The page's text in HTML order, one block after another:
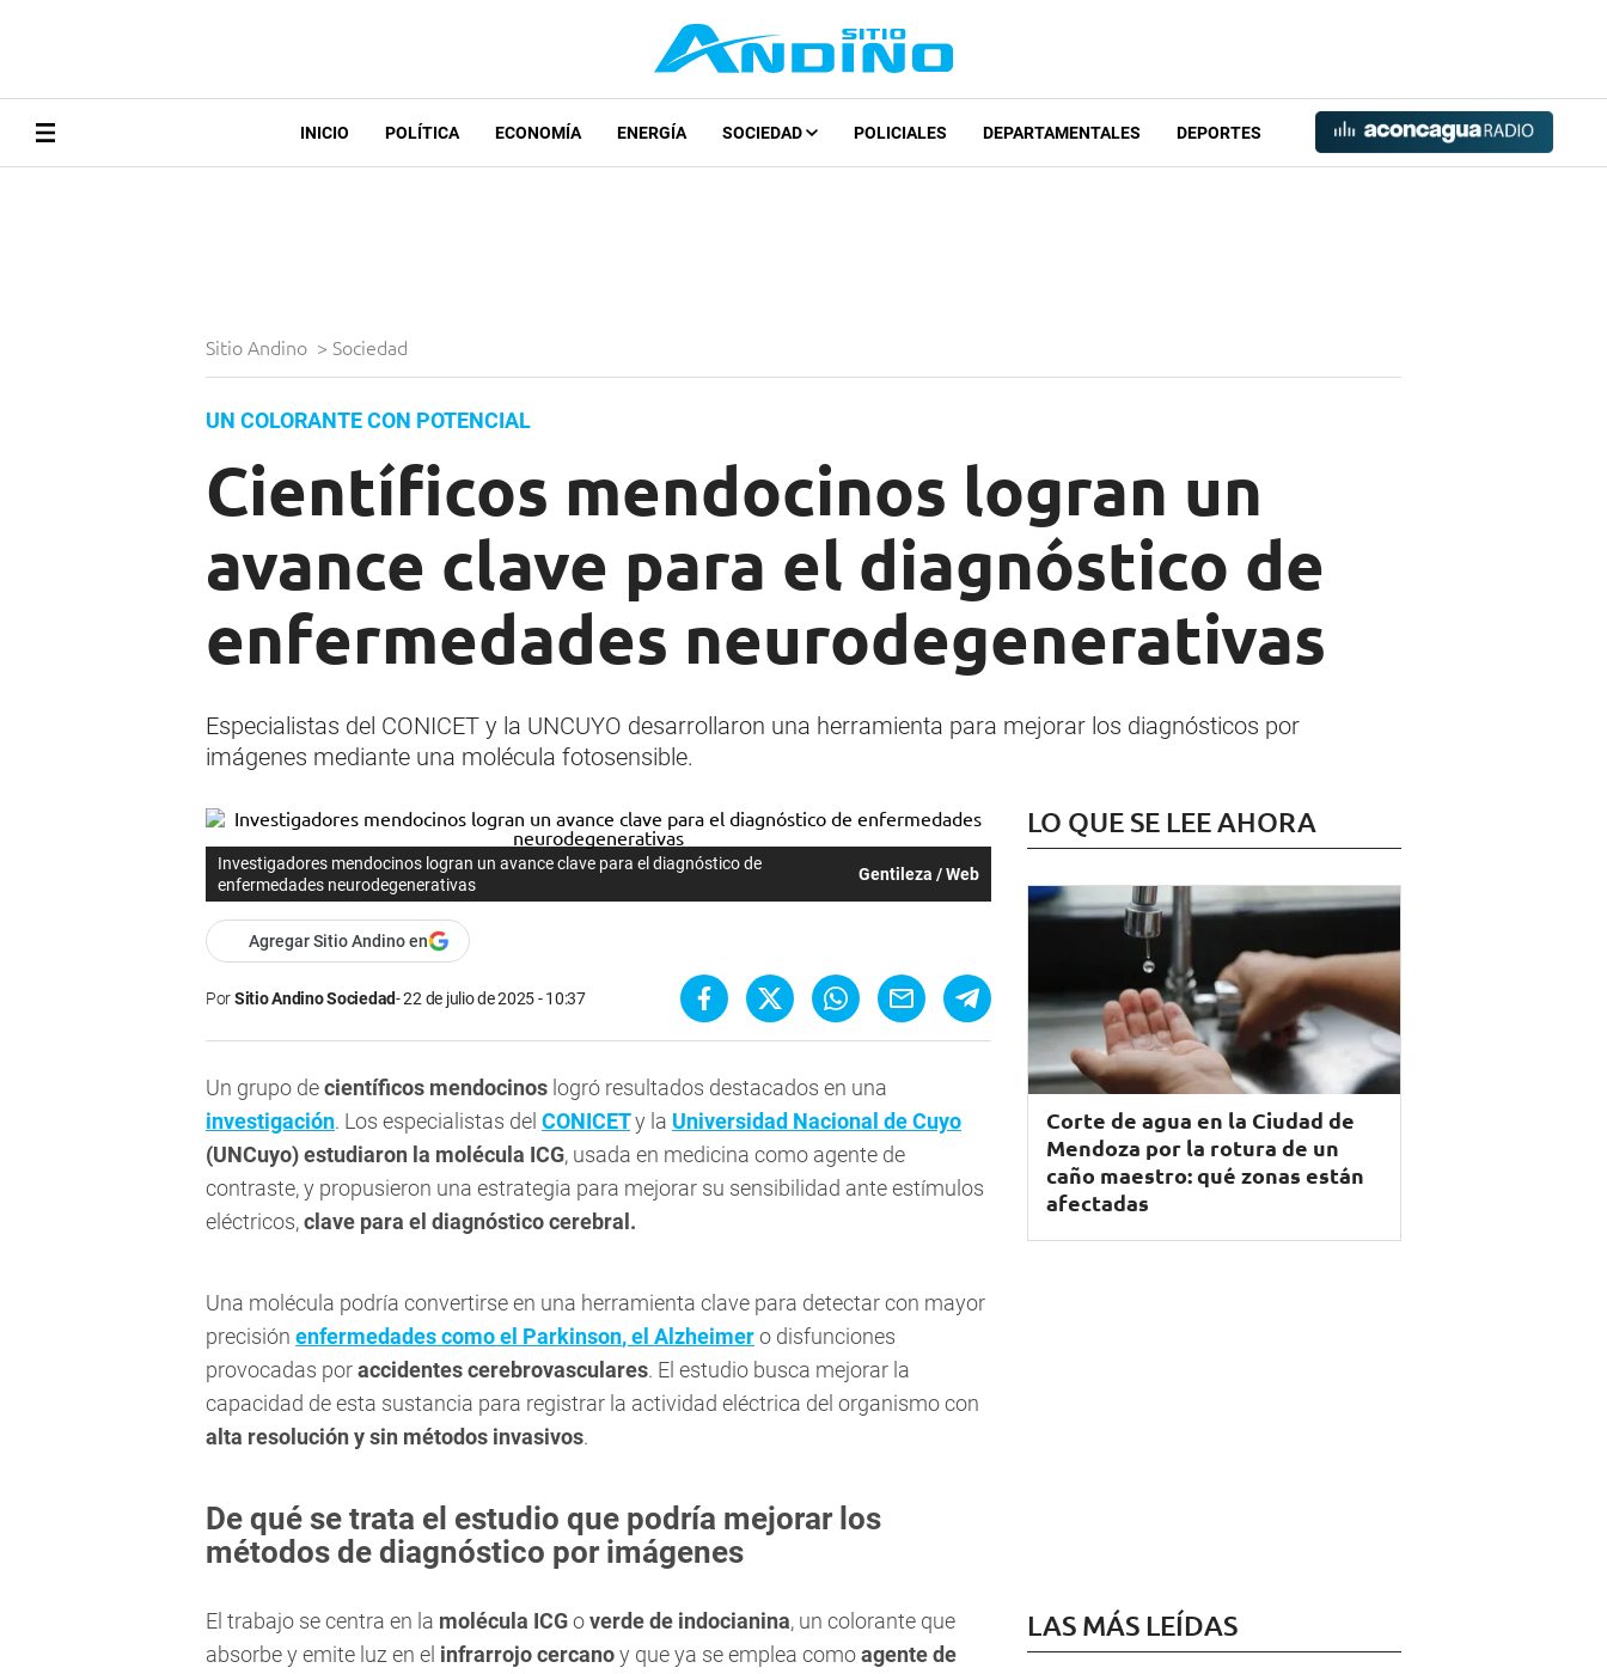
INICIO POLÍTICA ECONOMÍA ENERGÍA SOCIEDAD POLICIALES DEPARTAMENTALES DEPORTES
Sitio Andino > Sociedad
UN COLORANTE CON POTENCIAL
Científicos mendocinos logran un
avance clave para el diagnóstico de
enfermedades neurodegenerativas
Especialistas del CONICET y la UNCUYO desarrollaron una herramienta para mejorar los diagnósticos por
imágenes mediante una molécula fotosensible.
Investigadores mendocinos logran un avance clave para el diagnóstico de
enfermedades neurodegenerativas
Gentileza / Web
Agregar Sitio Andino en
PorSitio Andino Sociedad 22 de julio de 2025 - 10:37
Un grupo decientíficos mendocinos logró resultados destacados en una
investigación. Los especialistas del CONICETy la Universidad Nacional de Cuyo
(UNCuyo) estudiaron la molécula ICG, usada en medicina como agente de
contraste, y propusieron una estrategia para mejorar su sensibilidad ante estímulos
eléctricos,clave para el diagnóstico cerebral.
Una molécula podría convertirse en una herramienta clave para detectar con mayor
precisión enfermedadescomo el Parkinson, el Alzheimero disfunciones
provocadas poraccidentes cerebrovasculares. El estudio busca mejorar la
capacidad de esta sustancia para registrar la actividad eléctrica del organismo con
alta resolución y sin métodos invasivos.
De qué se trata el estudio que podría mejorar los
métodos de diagnóstico por imágenes
El trabajo se centra en la molécula ICGoverde de indocianina, un colorante que
absorbe y emite luz en el infrarrojo cercanoy que ya se emplea comoagente de
LO QUE SE LEE AHORA
Corte de agua en la Ciudad de
Mendoza por la rotura de un
caño maestro: qué zonas están
afectadas
LAS MÁS LEÍDAS